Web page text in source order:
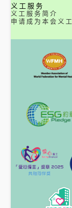
义工服务
义工服务简介
申请成为本会义工